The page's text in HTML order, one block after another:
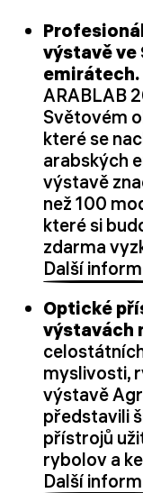
výstavě ve
emirátech.
ARABLAB
Světovém
které se
arabských
výstavě
než 100
které si
zdarma
Další
Optické
výstavách
myslivosti,
výstavě
představili
přístrojů
rybolov a
Další